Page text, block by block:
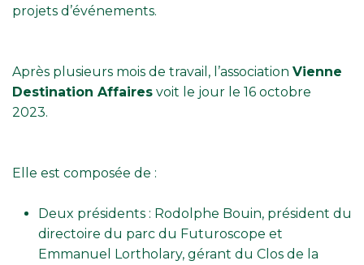
projets d’événements.
Après plusieurs mois de travail, l’association Vienne
Destination Affaires voit le jour le 16 octobre
2023.
Elle est composée de :
Deux présidents : Rodolphe Bouin, président du
directoire du parc du Futuroscope et
Emmanuel Lortholary, gérant du Clos de la